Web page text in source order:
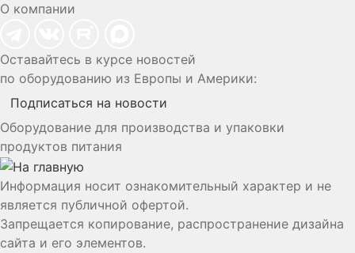
О компании
Оставайтесь в курсе новостей
по оборудованию из Европы и Америки:
Подписаться на новости
Оборудование для производства и упаковки
продуктов питания
Информация носит ознакомительный характер и не
является публичной офертой.
Запрещается копирование, распространение дизайна
сайта и его элементов.